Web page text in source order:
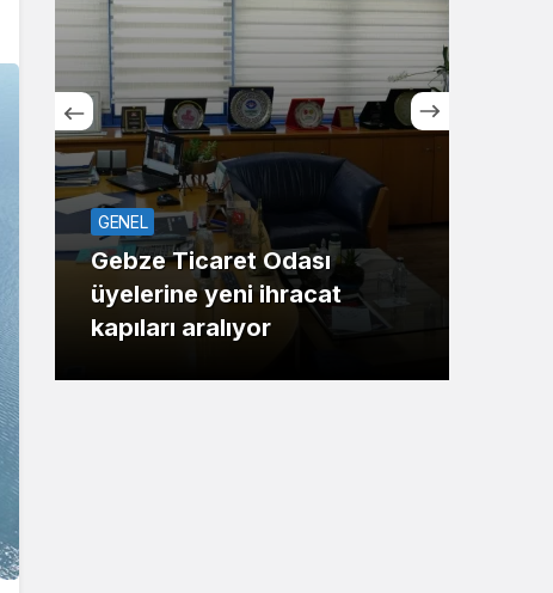
GENEL
Gebze Ticaret Odası
üyelerine yeni ihracat
kapıları aralıyor